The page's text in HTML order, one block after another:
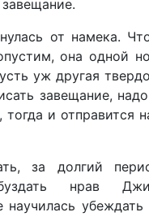
от намека.
она одной
уж другая
завещание,
тогда и отправится
за долгий
нрав
научилась убеждать